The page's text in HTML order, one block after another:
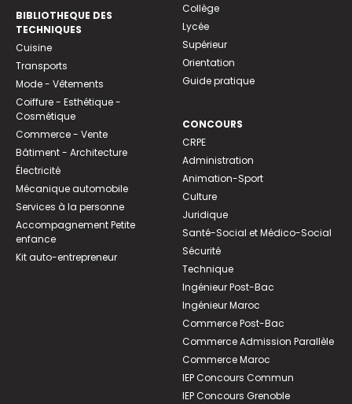
BIBLIOTHEQUE DES
TECHNIQUES
Cuisine
Transports
Mode - Vêtements
Coiffure - Esthétique -
Cosmétique
Commerce - Vente
Bâtiment - Architecture
Électricité
Mécanique automobile
Services à la personne
Accompagnement Petite
enfance
Kit auto-entrepreneur
Collège
Lycée
Supérieur
Orientation
Guide pratique
CONCOURS
CRPE
Administration
Animation-Sport
Culture
Juridique
Santé-Social et Médico-Social
Sécurité
Technique
Ingénieur Post-Bac
Ingénieur Maroc
Commerce Post-Bac
Commerce Admission Parallèle
Commerce Maroc
IEP Concours Commun
IEP Concours Grenoble